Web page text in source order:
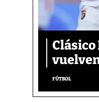
Clásico
FÚTBOL